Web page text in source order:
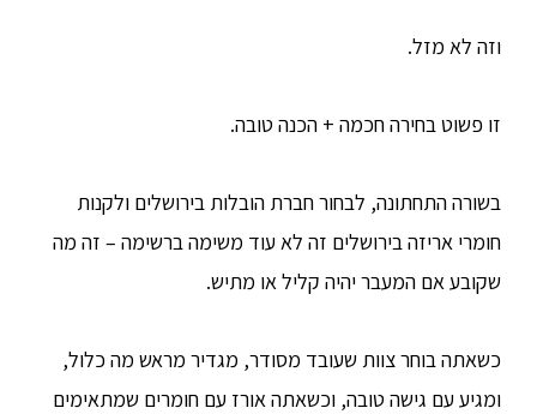
וזה לא מזל.
זו פשוט בחירה חכמה + הכנה טובה.
בשורה התחתונה, לבחור חברת הובלות בירושלים ולקנות
חומרי אריזה בירושלים זה לא עוד משימה ברשימה – זה מה
שקובע אם המעבר יהיה קליל או מתיש.
כשאתה בוחר צוות שעובד מסודר, מגדיר מראש מה כלול,
ומגיע עם גישה טובה, וכשאתה אורז עם חומרים שמתאימים